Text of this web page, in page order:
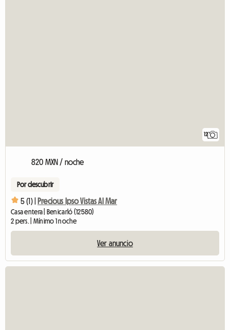
12
820 MXN / noche
Por descubrir
5 (1) | Precious Ipso Vistas Al Mar
Casa entera | Benicarló (12580)
2 pers. | Mínimo 1 noche
Ver anuncio